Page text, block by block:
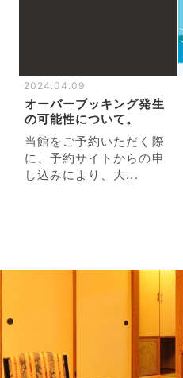
2024.04.09
オーバーブッキング発生
の可能性について。
当館をご予約いただく際
に、予約サイトからの申
し込みにより、大...